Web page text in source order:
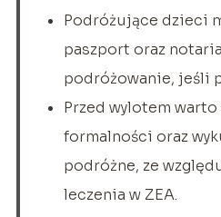
Podróżujące dzieci
paszport oraz
podróżowanie, jeśli
Przed wylotem
formalności oraz
podróżne, ze
leczenia w ZEA.